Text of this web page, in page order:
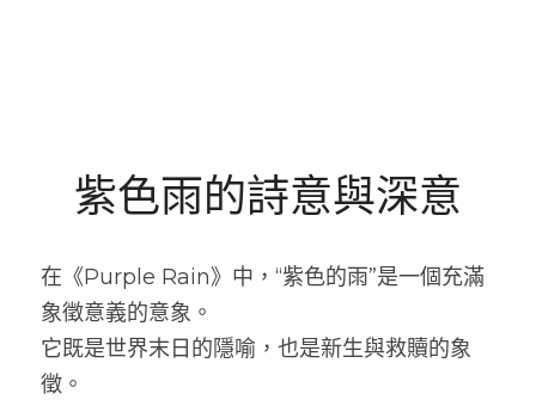
紫色雨的詩意與深意
在《Purple Rain》中，“紫色的雨”是一個充滿
象徵意義的意象。
它既是世界末日的隱喻，也是新生與救贖的象
徵。